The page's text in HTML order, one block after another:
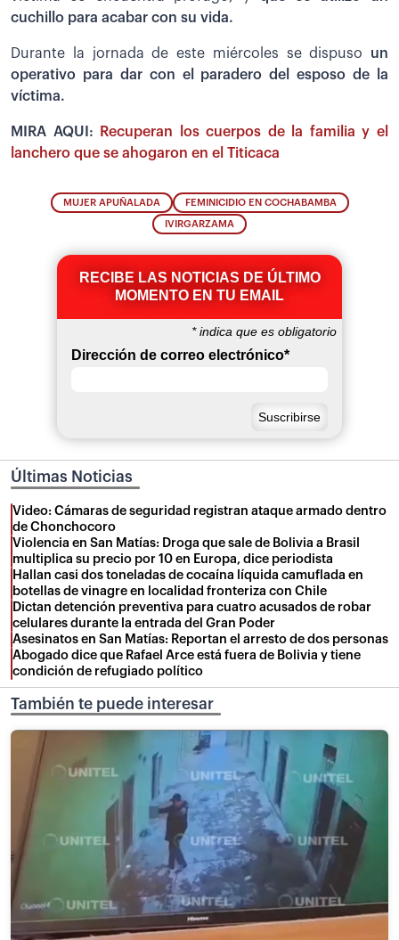
cuchillo para acabar con su vida.
Durante la jornada de este miércoles se dispuso un
operativo para dar con el paradero del esposo de la
víctima.
MIRA AQUI:
Recuperan los cuerpos de la familia y el
lanchero que se ahogaron en el Titicaca
MUJER APUÑALADA FEMINICIDIO EN COCHABAMBA
IVIRGARZAMA
RECIBE LAS NOTICIAS DE ÚLTIMO
MOMENTO EN TU EMAIL
*indica que es obligatorio
Dirección de correo electrónico*
Últimas Noticias
Video: Cámaras de seguridad registran ataque armado dentro
de Chonchocoro
Violencia en San Matías: Droga que sale de Bolivia a Brasil
multiplica su precio por 10 en Europa, dice periodista
Hallan casi dos toneladas de cocaína líquida camuflada en
botellas de vinagre en localidad fronteriza con Chile
Dictan detención preventiva para cuatro acusados de robar
celulares durante la entrada del Gran Poder
Asesinatos en San Matías: Reportan el arresto de dos personas
Abogado dice que Rafael Arce está fuera de Bolivia y tiene
condición de refugiado político
También te puede interesar